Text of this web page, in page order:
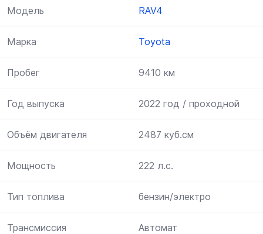
Модель RAV4
Марка Toyota
Пробег 9410 км
Год выпуска 2022 год / проходной
Объём двигателя 2487 куб.см
Мощность 222 л.с.
Тип топлива бензин/электро
Трансмиссия Автомат